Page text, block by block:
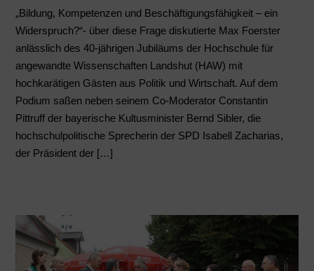
„Bildung, Kompetenzen und Beschäftigungsfähigkeit – ein
Widerspruch?“- über diese Frage diskutierte Max Foerster
anlässlich des 40-jährigen Jubiläums der Hochschule für
angewandte Wissenschaften Landshut (HAW) mit
hochkarätigen Gästen aus Politik und Wirtschaft. Auf dem
Podium saßen neben seinem Co-Moderator Constantin
Pittruff der bayerische Kultusminister Bernd Sibler, die
hochschulpolitische Sprecherin der SPD Isabell Zacharias,
der Präsident der […]